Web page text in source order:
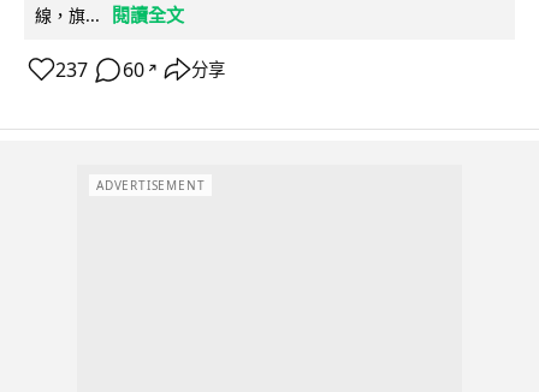
線，旗...
閱讀全文
237 60 ↗ 分享
ADVERTISEMENT